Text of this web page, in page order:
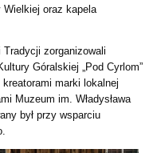
Wielkiej oraz kapela
zorganizowali
Góralskiej „Pod Cyrlom”
marki lokalnej
Muzeum im. Władysława
był przy wsparciu